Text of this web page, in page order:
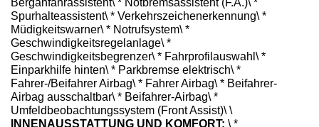
Spurhalteassistent\ * Verkehrszeichenerkennung\ *
Müdigkeitswarner\ * Notrufsystem\ *
Geschwindigkeitsregelanlage\ *
Geschwindigkeitsbegrenzer\ * Fahrprofilauswahl\ *
Einparkhilfe hinten\ * Parkbremse elektrisch\ *
Fahrer-/Beifahrer Airbag\ * Fahrer Airbag\ * Beifahrer-
Airbag ausschaltbar\ * Beifahrer-Airbag\ *
Umfeldbeobachtungssystem (Front Assist)\ \
INNENAUSSTATTUNG UND KOMFORT: \ *